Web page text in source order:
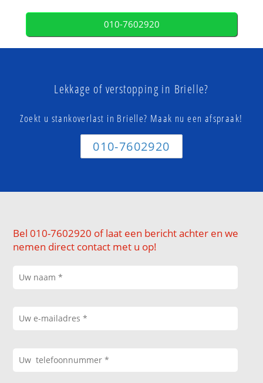
010-7602920
Lekkage of verstopping in Brielle?
Zoekt u stankoverlast in Brielle? Maak nu een afspraak!
010-7602920
Bel 010-7602920 of laat een bericht achter en we
nemen direct contact met u op!